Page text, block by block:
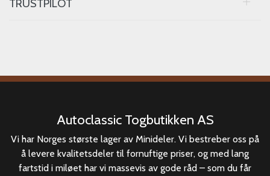
TRUSTPILOT
Autoclassic Togbutikken AS
Vi har Norges største lager av Minideler. Vi bestreber oss på
å levere kvalitetsdeler til fornuftige priser, og med lang
fartstid i miløet har vi massevis av gode råd – som du får